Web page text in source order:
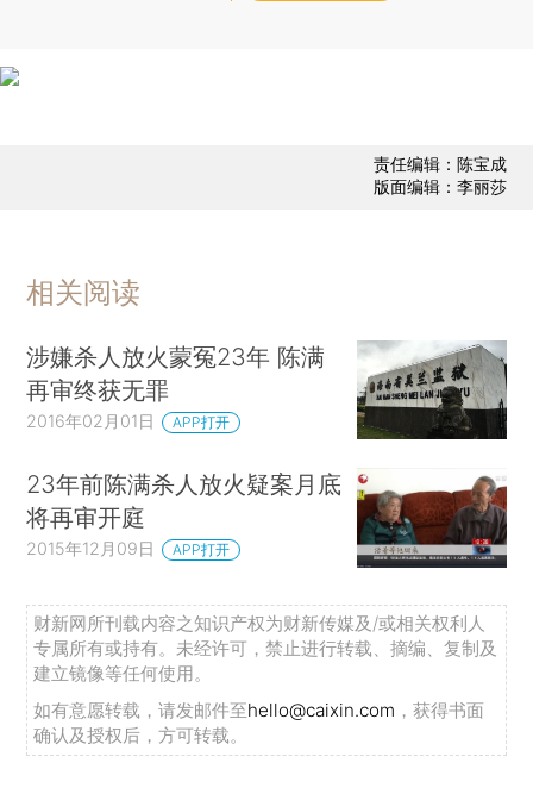
责任编辑：陈宝成
版面编辑：李丽莎
相关阅读
涉嫌杀人放火蒙冤23年 陈满
再审终获无罪
2016年02月01日 APP打开
23年前陈满杀人放火疑案月底
将再审开庭
2015年12月09日 APP打开
财新网所刊载内容之知识产权为财新传媒及/或相关权利人
专属所有或持有。未经许可，禁止进行转载、摘编、复制及
建立镜像等任何使用。
如有意愿转载，请发邮件至hello@caixin.com ，获得书面
确认及授权后，方可转载。